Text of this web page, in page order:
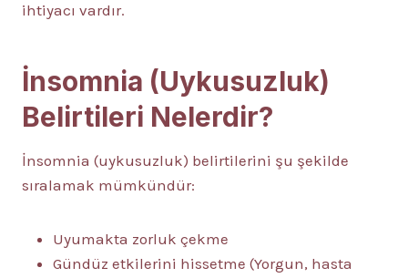
ihtiyacı vardır.
İnsomnia (Uykusuzluk)
Belirtileri Nelerdir?
İnsomnia (uykusuzluk) belirtilerini şu şekilde
sıralamak mümkündür:
Uyumakta zorluk çekme
Gündüz etkilerini hissetme (Yorgun, hasta